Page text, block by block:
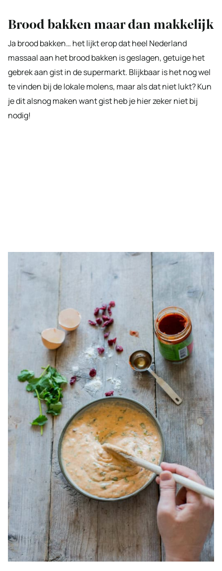
Brood bakken maar dan makkelijk
Ja brood bakken… het lijkt erop dat heel Nederland
massaal aan het brood bakken is geslagen, getuige het
gebrek aan gist in de supermarkt. Blijkbaar is het nog wel
te vinden bij de lokale molens, maar als dat niet lukt? Kun
je dit alsnog maken want gist heb je hier zeker niet bij
nodig!